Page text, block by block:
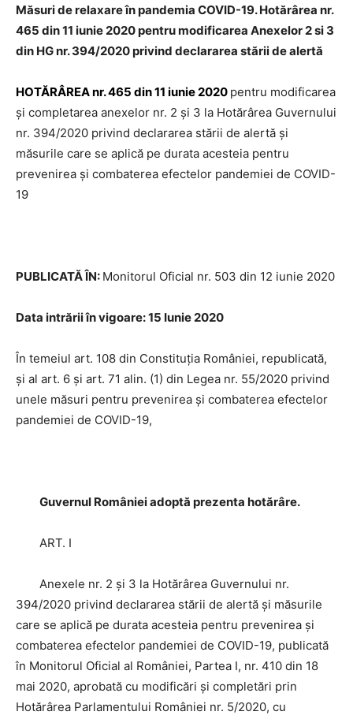
Măsuri de relaxare în pandemia COVID-19. Hotărârea nr.
465 din 11 iunie 2020 pentru modificarea Anexelor 2 si 3
din HG nr. 394/2020 privind declararea stării de alertă
HOTĂRÂREA nr. 465 din 11 iunie 2020 pentru modificarea
şi completarea anexelor nr. 2 şi 3 la Hotărârea Guvernului
nr. 394/2020 privind declararea stării de alertă şi
măsurile care se aplică pe durata acesteia pentru
prevenirea şi combaterea efectelor pandemiei de COVID-
19
PUBLICATĂ ÎN: Monitorul Oficial nr. 503 din 12 iunie 2020
Data intrării în vigoare: 15 Iunie 2020
În temeiul art. 108 din Constituţia României, republicată,
şi al art. 6 şi art. 71 alin. (1) din Legea nr. 55/2020 privind
unele măsuri pentru prevenirea şi combaterea efectelor
pandemiei de COVID-19,
Guvernul României adoptă prezenta hotărâre.
ART. I
Anexele nr. 2 şi 3 la Hotărârea Guvernului nr.
394/2020 privind declararea stării de alertă şi măsurile
care se aplică pe durata acesteia pentru prevenirea şi
combaterea efectelor pandemiei de COVID-19, publicată
în Monitorul Oficial al României, Partea I, nr. 410 din 18
mai 2020, aprobată cu modificări şi completări prin
Hotărârea Parlamentului României nr. 5/2020, cu